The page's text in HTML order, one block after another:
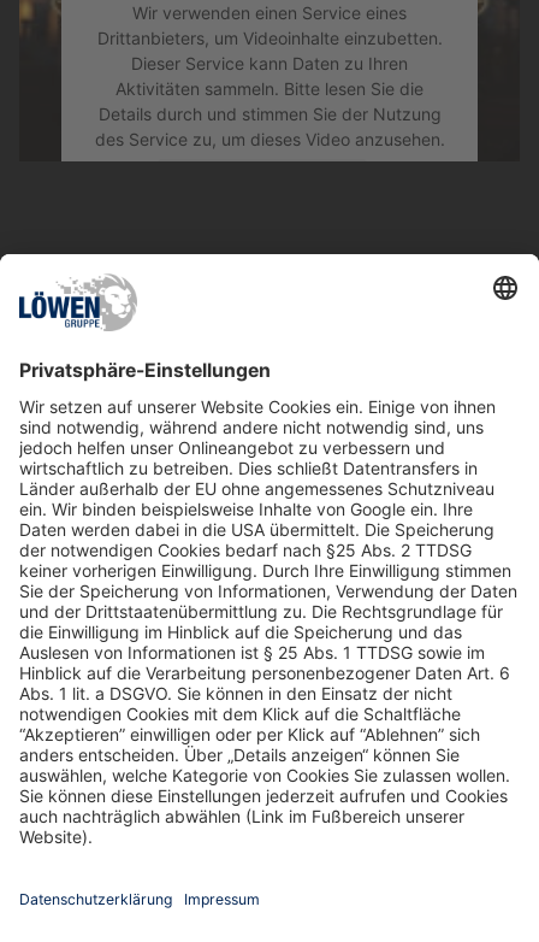
Wir verwenden einen Service eines
Drittanbieters, um Videoinhalte einzubetten.
Dieser Service kann Daten zu Ihren
Aktivitäten sammeln. Bitte lesen Sie die
Details durch und stimmen Sie der Nutzung
des Service zu, um dieses Video anzusehen.
powered by
Ähnliche Spiele
ZURÜCK ZUR ÜBERSICHT